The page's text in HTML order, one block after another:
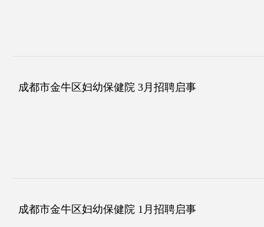
成都市金牛区妇幼保健院 3月招聘启事
成都市金牛区妇幼保健院 1月招聘启事